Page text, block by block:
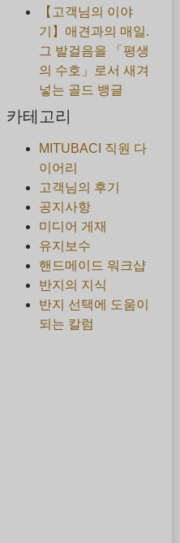
【고객님의 이야
기】애견과의 매일.
그 발걸음을 「평생
의 수호」로서 새겨
넣는 골드 뱅글
카테고리
MITUBACI 직원 다
이어리
고객님의 후기
공지사항
미디어 게재
유지보수
핸드메이드 워크샵
반지의 지식
반지 선택에 도움이
되는 칼럼